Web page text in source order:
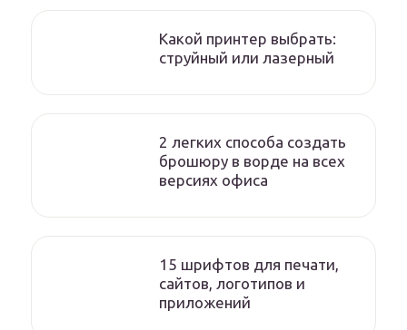
Какой принтер выбрать:
струйный или лазерный
2 легких способа создать
брошюру в ворде на всех
версиях офиса
15 шрифтов для печати,
сайтов, логотипов и
приложений